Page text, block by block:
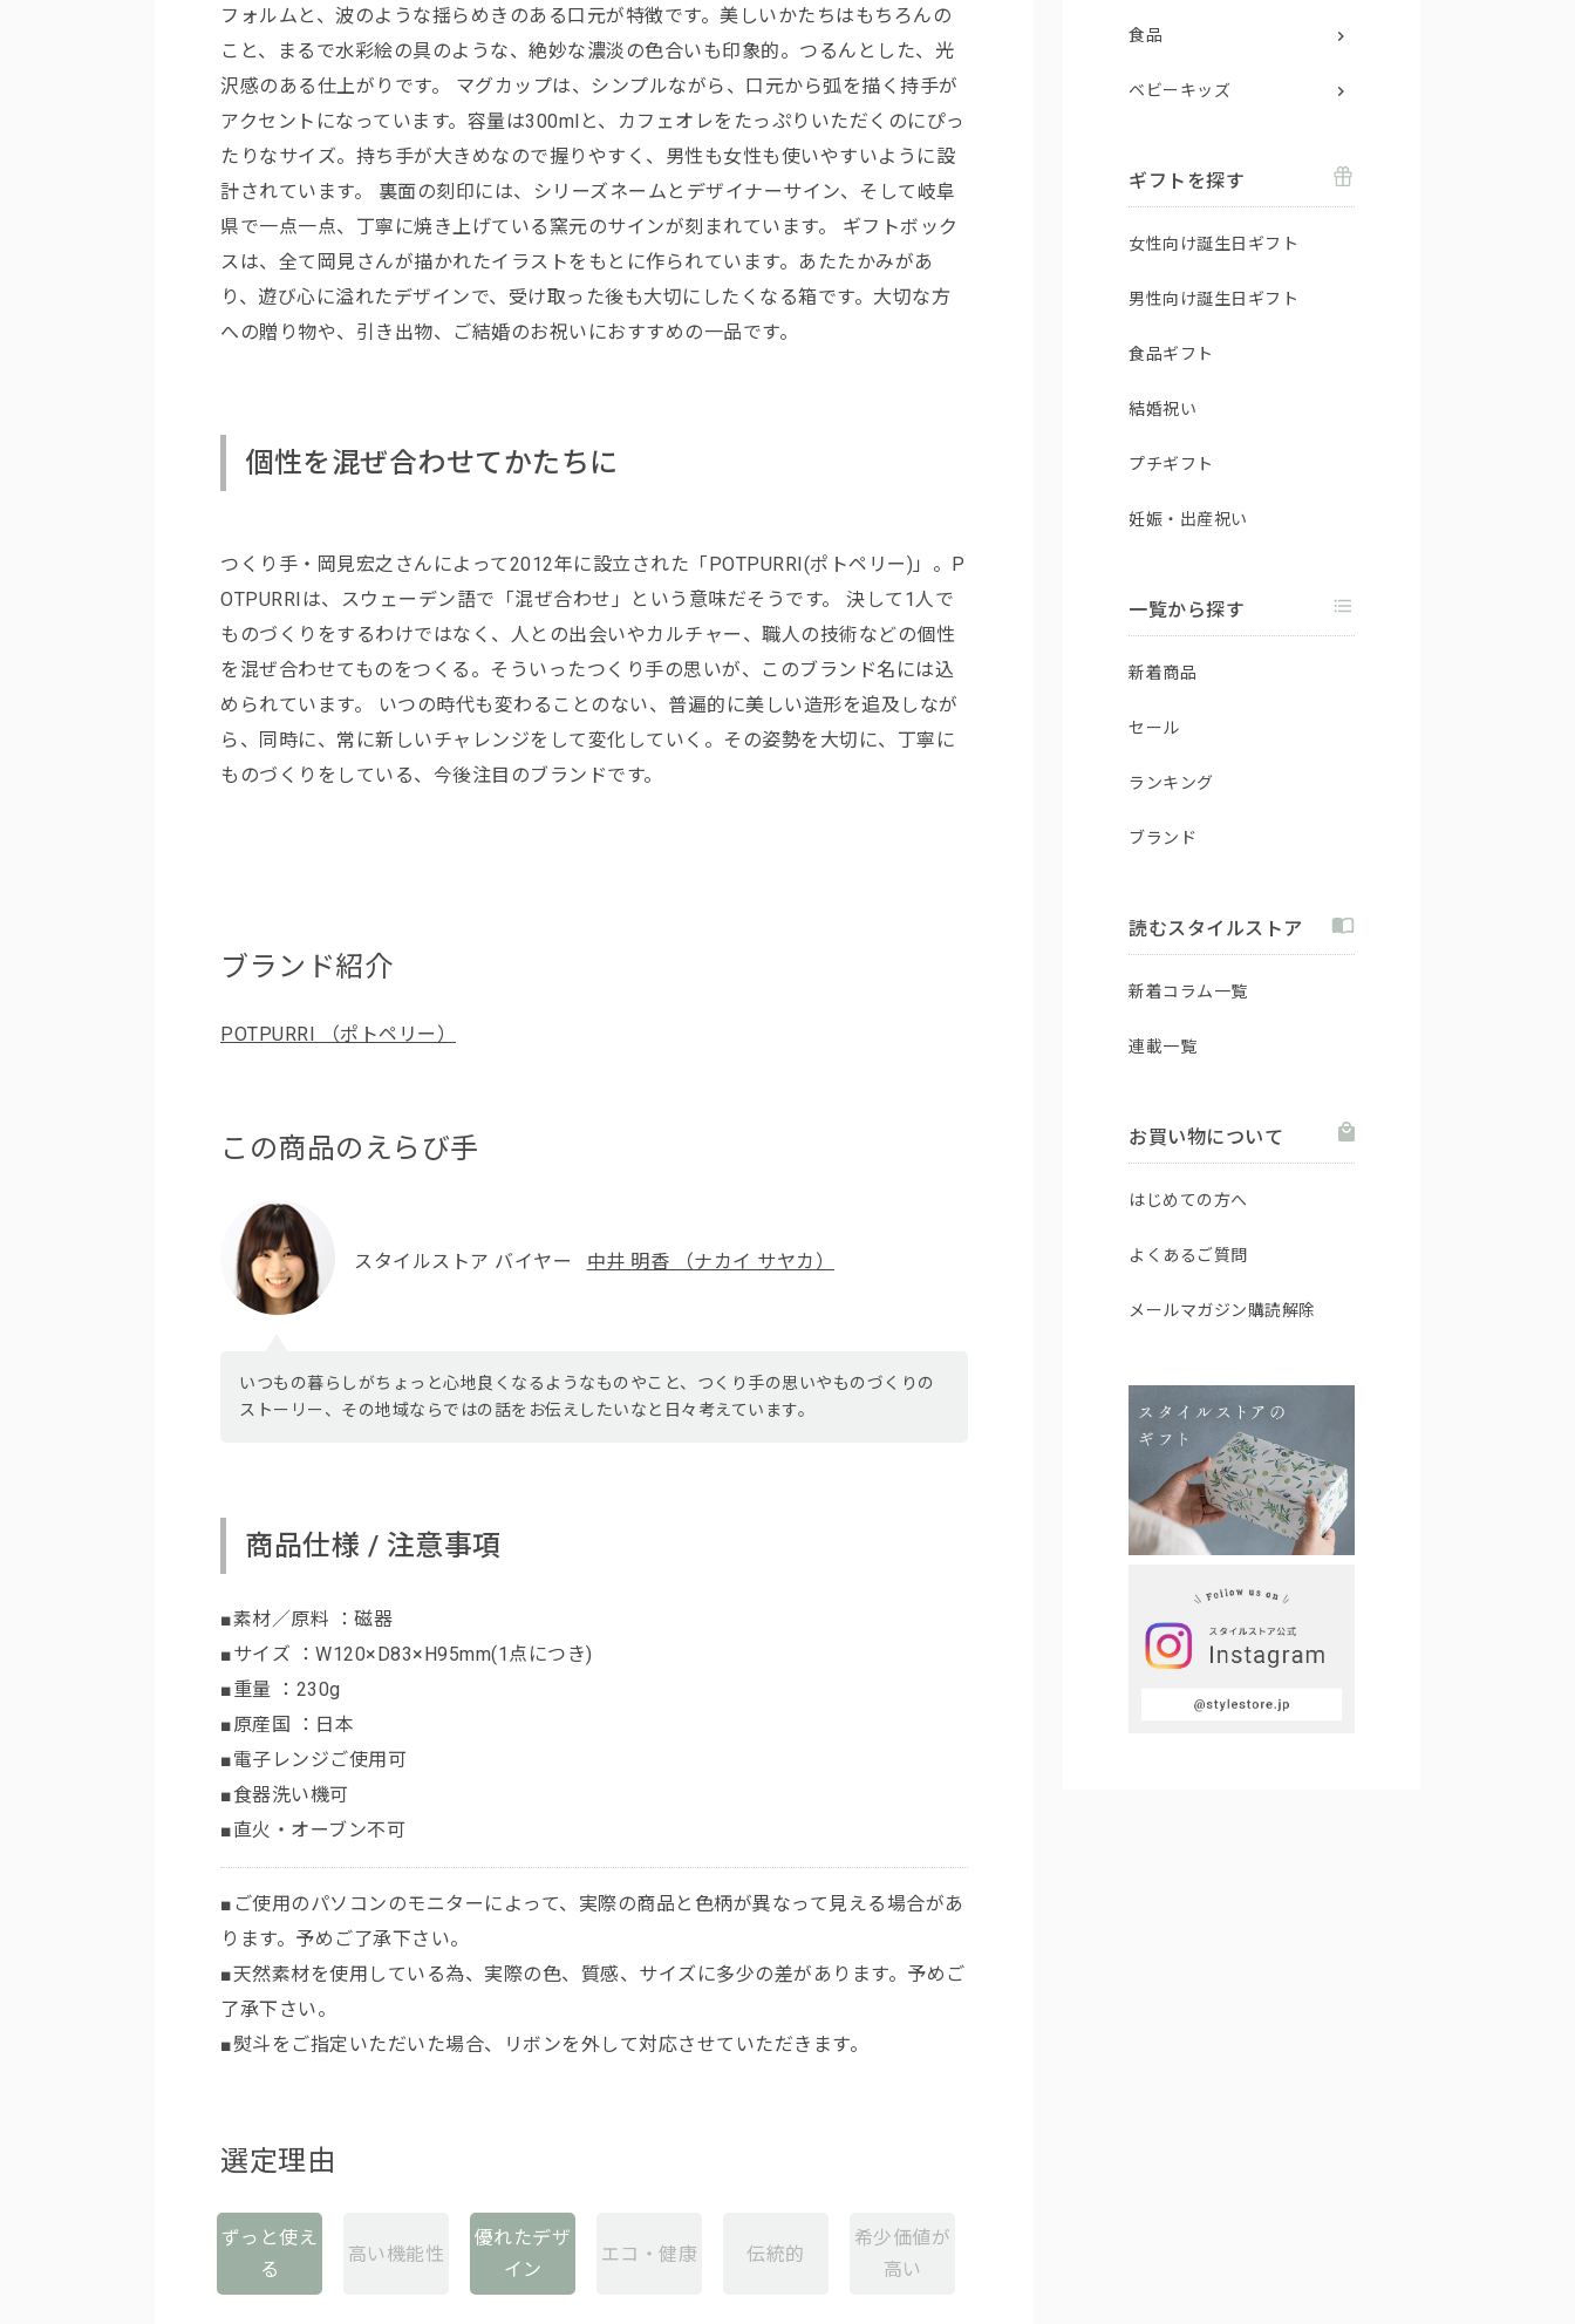
フォルムと、波のような揺らめきのある口元が特徴です。美しいかたちはもちろんの
こと、まるで水彩絵の具のような、絶妙な濃淡の色合いも印象的。つるんとした、光
沢感のある仕上がりです。 マグカップは、シンプルながら、口元から弧を描く持手が
アクセントになっています。容量は300mlと、カフェオレをたっぷりいただくのにぴっ
たりなサイズ。持ち手が大きめなので握りやすく、男性も女性も使いやすいように設
計されています。 裏面の刻印には、シリーズネームとデザイナーサイン、そして岐阜
県で一点一点、丁寧に焼き上げている窯元のサインが刻まれています。 ギフトボック
スは、全て岡見さんが描かれたイラストをもとに作られています。あたたかみがあ
り、遊び心に溢れたデザインで、受け取った後も大切にしたくなる箱です。大切な方
への贈り物や、引き出物、ご結婚のお祝いにおすすめの一品です。
個性を混ぜ合わせてかたちに
つくり手・岡見宏之さんによって2012年に設立された「POTPURRI(ポトペリー)」。P
OTPURRIは、スウェーデン語で「混ぜ合わせ」という意味だそうです。 決して1人で
ものづくりをするわけではなく、人との出会いやカルチャー、職人の技術などの個性
を混ぜ合わせてものをつくる。そういったつくり手の思いが、このブランド名には込
められています。 いつの時代も変わることのない、普遍的に美しい造形を追及しなが
ら、同時に、常に新しいチャレンジをして変化していく。その姿勢を大切に、丁寧に
ものづくりをしている、今後注目のブランドです。
ブランド紹介
POTPURRI （ポトペリー）
この商品のえらび手
スタイルストア バイヤー 中井 明香 （ナカイ サヤカ）
いつもの暮らしがちょっと心地良くなるようなものやこと、つくり手の思いやものづくりの
ストーリー、その地域ならではの話をお伝えしたいなと日々考えています。
商品仕様 / 注意事項
■素材／原料 ：磁器
■サイズ ：W120×D83×H95mm(1点につき)
■重量 ：230g
■原産国 ：日本
■電子レンジご使用可
■食器洗い機可
■直火・オーブン不可
■ご使用のパソコンのモニターによって、実際の商品と色柄が異なって見える場合があ
ります。予めご了承下さい。
■天然素材を使用している為、実際の色、質感、サイズに多少の差があります。予めご
了承下さい。
■熨斗をご指定いただいた場合、リボンを外して対応させていただきます。
選定理由
ずっと使え
る
高い機能性
優れたデザ
イン
エコ・健康 伝統的
希少価値が
高い
食品
ベビーキッズ
ギフトを探す
女性向け誕生日ギフト
男性向け誕生日ギフト
食品ギフト
結婚祝い
プチギフト
妊娠・出産祝い
一覧から探す
新着商品
セール
ランキング
ブランド
読むスタイルストア
新着コラム一覧
連載一覧
お買い物について
はじめての方へ
よくあるご質問
メールマガジン購読解除